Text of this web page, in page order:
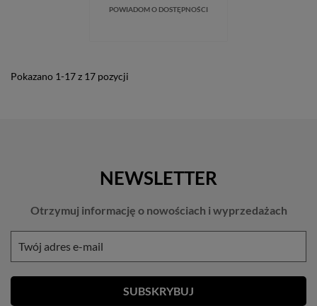
POWIADOM O DOSTĘPNOŚCI
Pokazano 1-17 z 17 pozycji
NEWSLETTER
Otrzymuj informację o nowościach i wyprzedażach